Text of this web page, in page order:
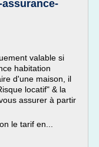
valable si
habitation
d'une maison, il
locatif" & la
assurer à partir
le tarif en...